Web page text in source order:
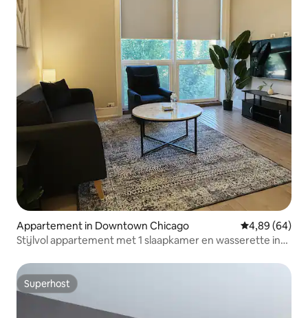
Appartement in Downtown Chicago Gemiddelde
4,89 (64)
Stijlvol appartement met 1 slaapkamer en wasserette in
Superhost
Superhost